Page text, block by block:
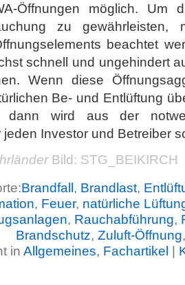
Öffnungen möglich. Um
zu
beachtet
schnell und ungehindert
Wenn diese
Be- und Entlüftung
dann wird aus der
Investor und Betreiber
Bild: STG_BEIKIRCH
Brandfall, Brandlast,
, Feuer, natürliche
, Rauchabführung,
Brandschutz, Zuluft-Öffnung
in Allgemeines, Fachartikel |